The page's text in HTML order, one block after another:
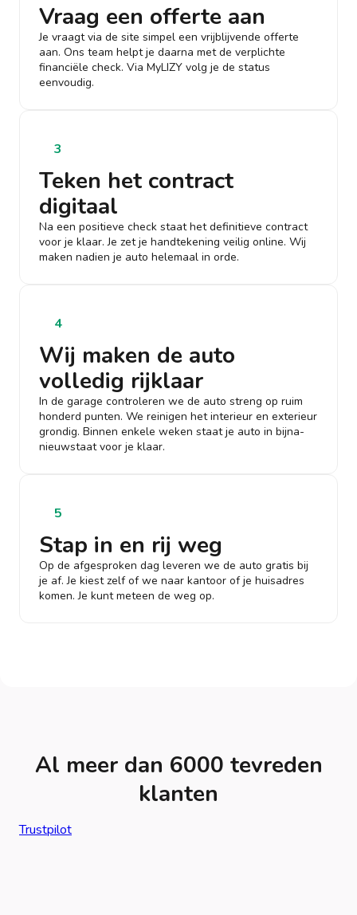
Vraag een offerte aan
Je vraagt via de site simpel een vrijblijvende offerte
aan. Ons team helpt je daarna met de verplichte
financiële check. Via MyLIZY volg je de status
eenvoudig.
3
Teken het contract
digitaal
Na een positieve check staat het definitieve contract
voor je klaar. Je zet je handtekening veilig online. Wij
maken nadien je auto helemaal in orde.
4
Wij maken de auto
volledig rijklaar
In de garage controleren we de auto streng op ruim
honderd punten. We reinigen het interieur en exterieur
grondig. Binnen enkele weken staat je auto in bijna-
nieuwstaat voor je klaar.
5
Stap in en rij weg
Op de afgesproken dag leveren we de auto gratis bij
je af. Je kiest zelf of we naar kantoor of je huisadres
komen. Je kunt meteen de weg op.
Al meer dan 6000 tevreden
klanten
Trustpilot